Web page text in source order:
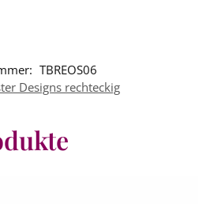
TBREOS06
Designs rechteckig